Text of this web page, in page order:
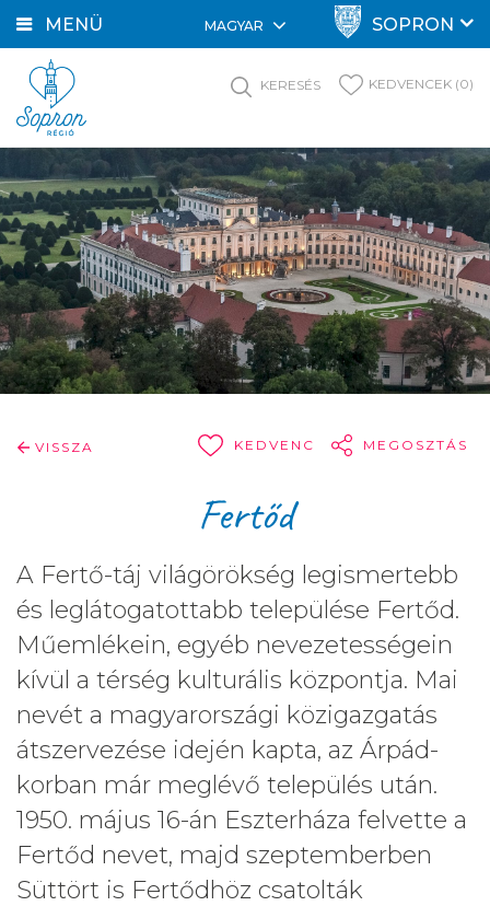
MENÜ MAGYAR SOPRON
KERESÉS KEDVENCEK (0)
VISSZA KEDVENC MEGOSZTÁS
Fertőd
A Fertő-táj világörökség legismertebb
és leglátogatottabb települése Fertőd.
Műemlékein, egyéb nevezetességein
kívül a térség kulturális központja. Mai
nevét a magyarországi közigazgatás
átszervezése idején kapta, az Árpád-
korban már meglévő település után.
1950. május 16-án Eszterháza felvette a
Fertőd nevet, majd szeptemberben
Süttört is Fertődhöz csatolták